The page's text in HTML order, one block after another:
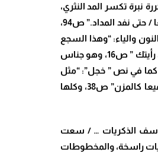
نبرة تكسر المد النثري،
وتحد من هيمنته كما في نص “أوكسجين”: “تسللت إلى الظلمة / أسراب من النوارس” ص10، من خلال حرف السين، وحرف الدال: “كتبوا رسائل الموت جميعا / حتى نفد المداد.” ص94،
بالكلمات / ولا تنقلا صبيانيا بين المفردات” ص27، وقافية مشكلة من النون والياء: “وهذا السجع
الآن يزعجني / تماما كأي قافية تطلبني “ص27 . وعناصر بلاغية من جناس: ” أدنو وأدنو / حتى يخصبني الهواء ” ص15، وفي قولها : “عطيل دخل لتوه … / رأيتك ، رأيتك ” ص16، وهو جناس
وقولها أيضا وفي نفس السياق: “على محياي غمزة غمزة … / إلى حيث أبني لي / ألف حب وحب” ص66، وتشبيه كما في نص ” خجل”: “مثل
حزيران الخجول / تتراجع إلى الوراء” ص22، وفي: ” تمر الحبيبة غيمة ماطرة سخية الأسى” ص34، دون اعتما أداة التشبيه، أو الاعتماد عليها في مثل: “رفيعا رفيعا كالمزن” ص38، وكلها
أسف الذكريات … / سعت
ماض حافل بذكريات راسخة، والمخطوطات